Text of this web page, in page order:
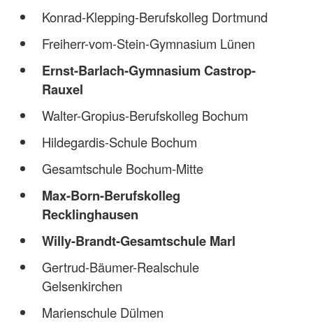
Konrad-Klepping-Berufskolleg Dortmund
Freiherr-vom-Stein-Gymnasium Lünen
Ernst-Barlach-Gymnasium Castrop-
Rauxel
Walter-Gropius-Berufskolleg Bochum
Hildegardis-Schule Bochum
Gesamtschule Bochum-Mitte
Max-Born-Berufskolleg
Recklinghausen
Willy-Brandt-Gesamtschule Marl
Gertrud-Bäumer-Realschule
Gelsenkirchen
Marienschule Dülmen